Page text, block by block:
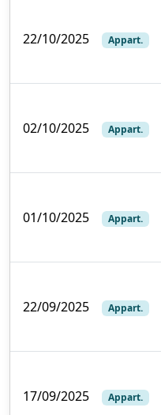
22/10/2025 Appart.
02/10/2025 Appart.
01/10/2025 Appart.
22/09/2025 Appart.
17/09/2025 Appart.